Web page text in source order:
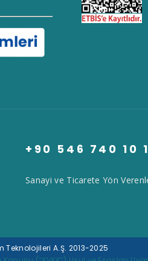
+90 546 740 10
Sanayi ve Ticarete Yön
A.Ş. 2013-2025